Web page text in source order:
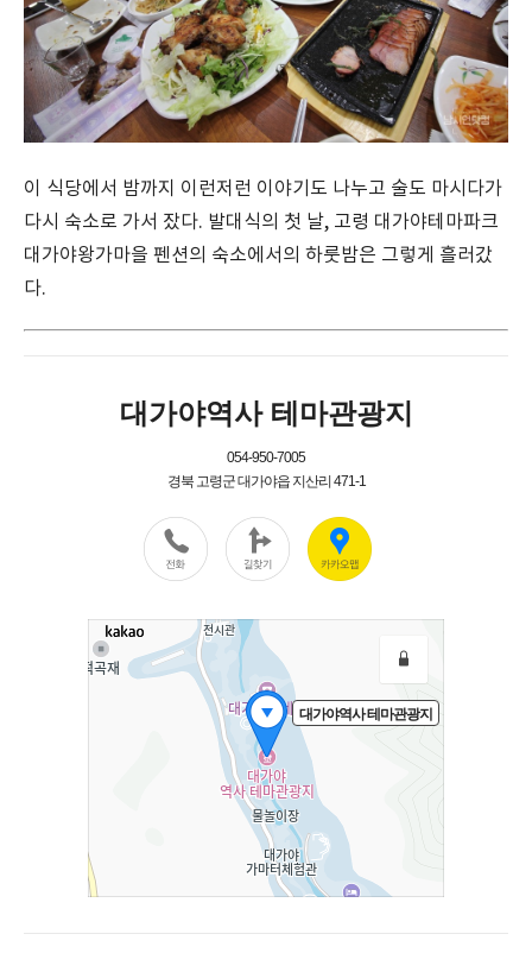
이 식당에서 밤까지 이런저런 이야기도 나누고 술도 마시다가
다시 숙소로 가서 잤다. 발대식의 첫 날, 고령 대가야테마파크
대가야왕가마을 펜션의 숙소에서의 하룻밤은 그렇게 흘러갔
다.